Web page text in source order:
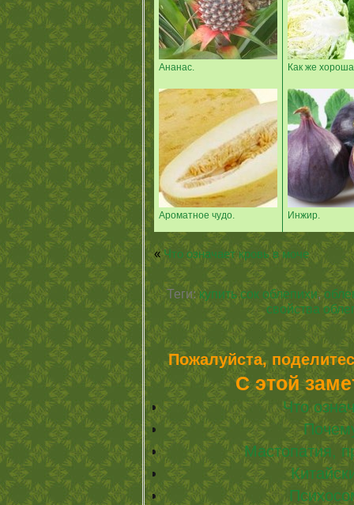
Ананас. Как же
Ароматное чудо. Инжир.
«Что означает кровь в моче
Теги:купить сок облепихи,
свойства
Пожалуйста,
С этой
Что
Мастопатия,